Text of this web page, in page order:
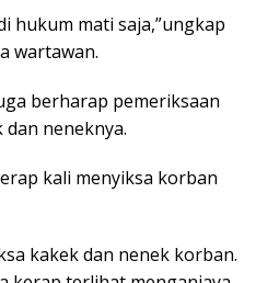
hukum mati saja,”ungkap
wartawan.
berharap pemeriksaan
neneknya.
kali menyiksa korban
kakek dan nenek korban.